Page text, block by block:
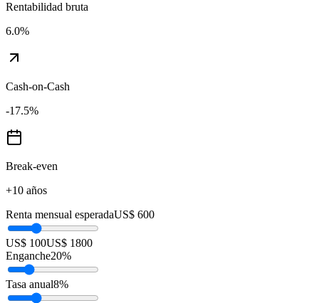
Rentabilidad bruta
6.0%
Cash-on-Cash
-17.5%
Break-even
+10 años
Renta mensual esperadaUS$ 600
US$ 100US$ 1800
Enganche20%
Tasa anual8%